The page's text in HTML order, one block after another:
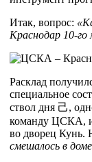
Итак, вопрос:
Краснодар 10-
Расклад
специальное
ствол дня 己,
команду ЦСКА, и
во дворец Кунь.
смешалось в